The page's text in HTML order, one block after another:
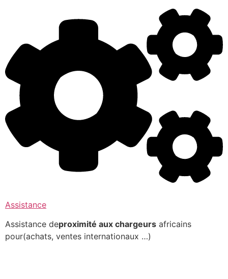
Assistance
Assistance deproximité aux chargeurs africains
pour(achats, ventes internationaux …)